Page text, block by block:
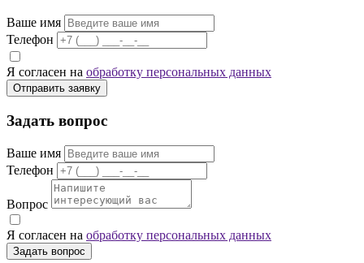
Ваше имя
Телефон
Я согласен на обработку персональных данных
Отправить заявку
Задать вопрос
Ваше имя
Телефон
Вопрос
Я согласен на обработку персональных данных
Задать вопрос